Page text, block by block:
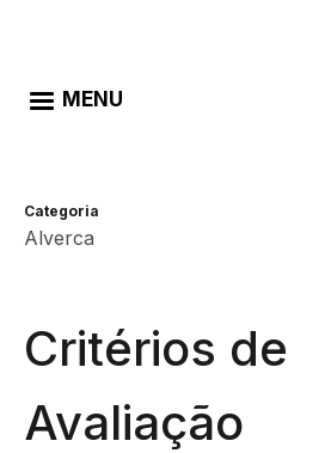
MENU
Categoria
Alverca
Critérios de
Avaliação